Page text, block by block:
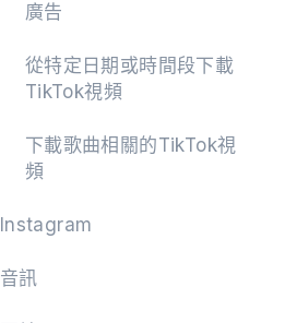
廣告
從特定日期或時間段下載
TikTok視頻
下載歌曲相關的TikTok視
頻
Instagram
音訊